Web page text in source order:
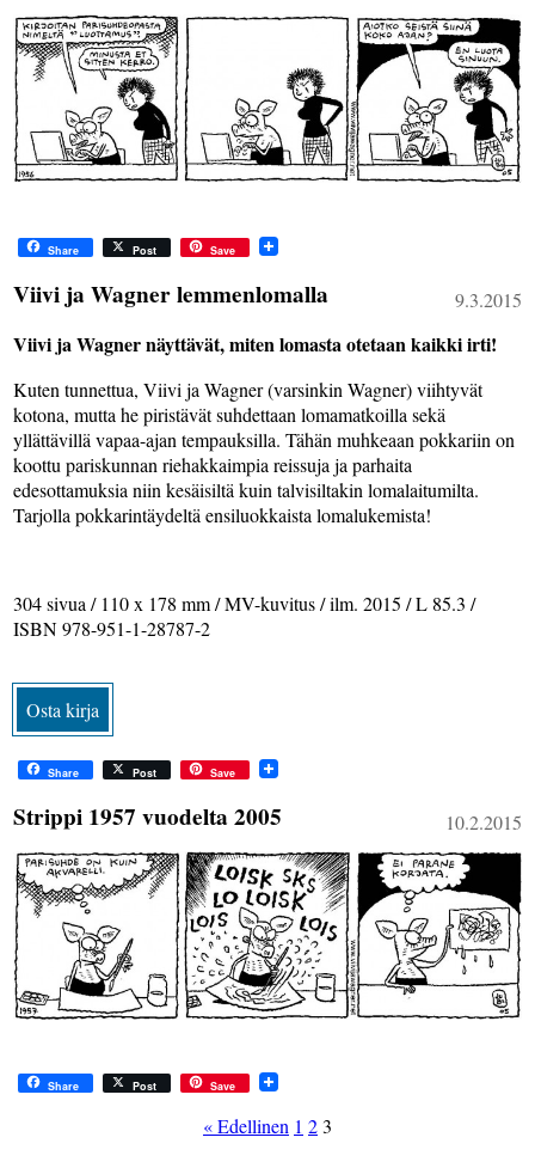
Share Post Save
9.3.2015
Viivi ja Wagner lemmenlomalla
Viivi ja Wagner näyttävät, miten lomasta otetaan kaikki irti!
Kuten tunnettua, Viivi ja Wagner (varsinkin Wagner) viihtyvät
kotona, mutta he piristävät suhdettaan lomamatkoilla sekä
yllättävillä vapaa-ajan tempauksilla. Tähän muhkeaan pokkariin on
koottu pariskunnan riehakkaimpia reissuja ja parhaita
edesottamuksia niin kesäisiltä kuin talvisiltakin lomalaitumilta.
Tarjolla pokkarintäydeltä ensiluokkaista lomalukemista!
304 sivua / 110 x 178 mm / MV-kuvitus / ilm. 2015 / L 85.3 /
ISBN 978-951-1-28787-2
Osta kirja
Share Post Save
10.2.2015
Strippi 1957 vuodelta 2005
Share Post Save
« Edellinen 1 23